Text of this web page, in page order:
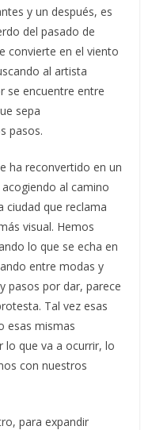
y un después, es
del pasado de
convierte en el viento
al artista
se encuentre entre
sepa
pasos.
ha reconvertido en un
al camino
ciudad que reclama
visual. Hemos
lo que se echa en
entre modas y
pasos por dar, parece
Tal vez esas
esas mismas
lo que va a ocurrir, lo
con nuestros
para expandir